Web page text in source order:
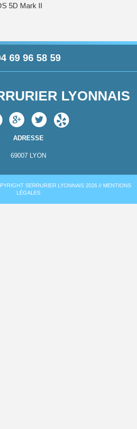
5D Mark II
69 96 58 59
LYONNAIS
ADRESSE
69007 LYON
SERRURIER LYONNAIS 2026 // MENTIONS
LÉGALES